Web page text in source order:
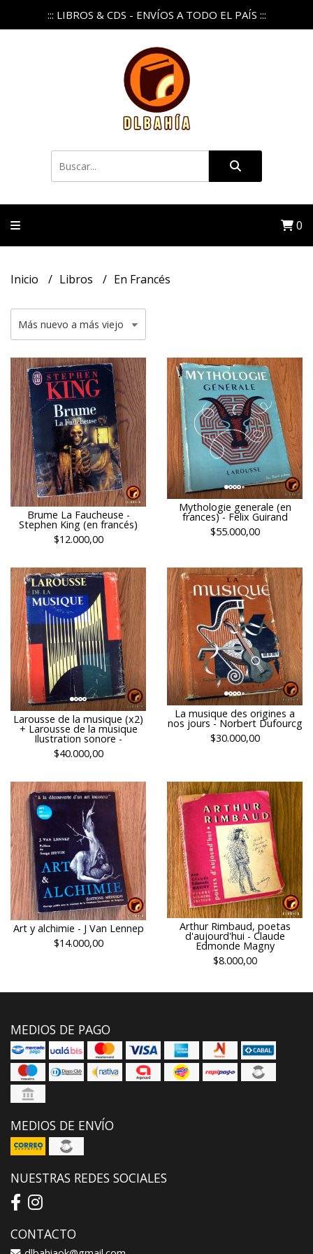
::: LIBROS & CDS - ENVÍOS A TODO EL PAÍS :::
0
Inicio Libros En Francés
Brume La Faucheuse -
Stephen King (en francés)
$12.000,00
Mythologie generale (en
frances) - Felix Guirand
$55.000,00
Larousse de la musique (x2)
+ Larousse de la musique
Ilustration sonore -
$40.000,00
La musique des origines a
nos jours - Norbert Dufourcg
$30.000,00
Art y alchimie - J Van Lennep
$14.000,00
Arthur Rimbaud, poetas
d'aujourd'hui - Claude
Edmonde Magny
$8.000,00
MEDIOS DE PAGO
MEDIOS DE ENVÍO
NUESTRAS REDES SOCIALES
CONTACTO